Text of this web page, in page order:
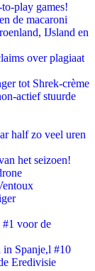
play games!
de macaroni
IJsland en
over plagiaat
tot Shrek-crème
actief stuurde
half zo veel uren
het seizoen!
voor de
in Spanje,l #10
Eredivisie